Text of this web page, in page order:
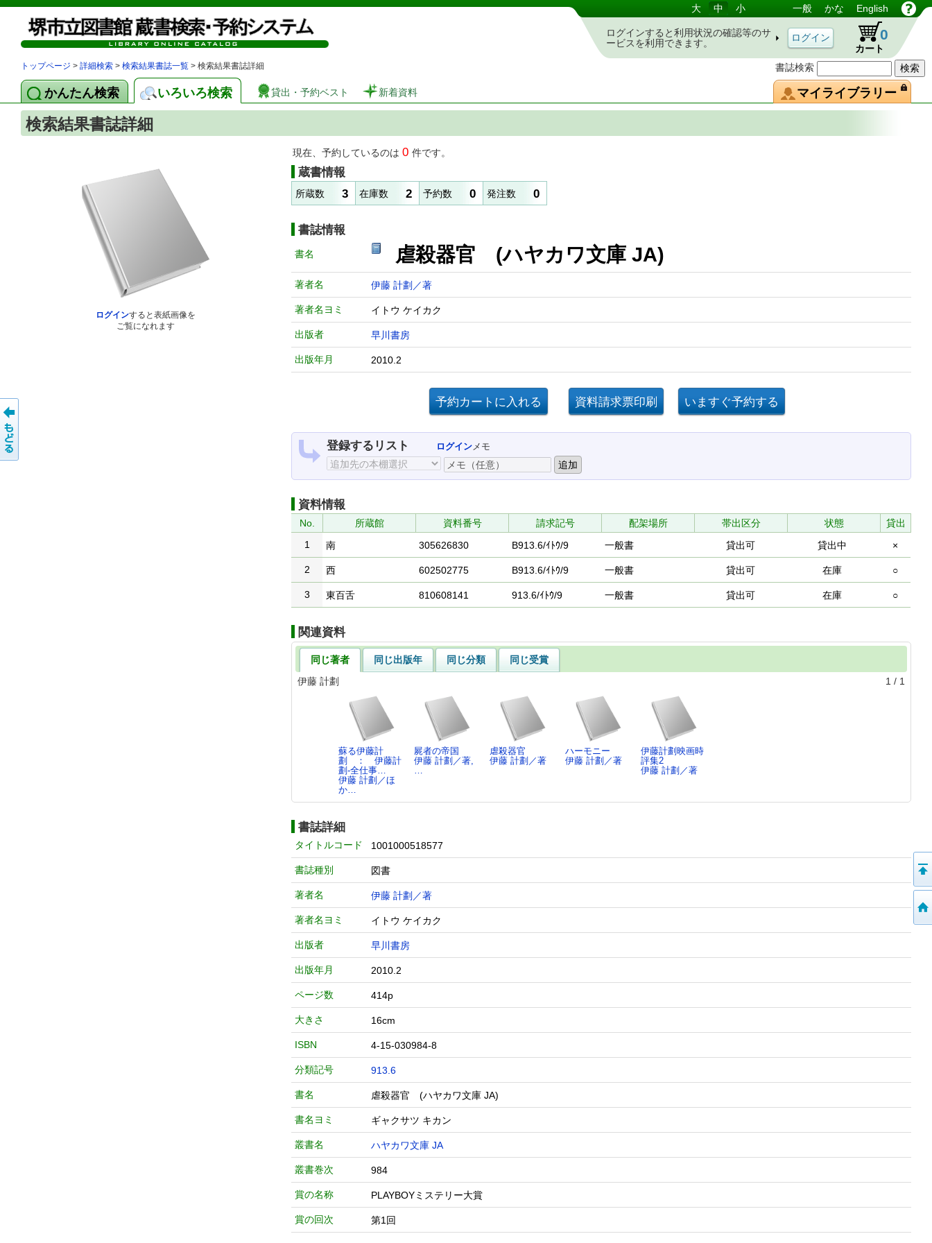
図書館 蔵書検索・予約システム
書誌検索
大 中 小 一般 かな English
ログインすると利用状況の確認等のサ
ービスを利用できます。
カート
0
トップページ > 詳細検索 > 検索結果書誌一覧 > 検索結果書誌詳細
かんたん検索 いろいろ検索 貸出・予約ベスト 新着資料 マイライブラリー
検索結果書誌詳細
ログインすると表紙画像を
ご覧になれます
現在、予約しているのは 0 件です。
蔵書情報
所蔵数 3 在庫数 2 予約数 0 発注数 0
書誌情報
書名 虐殺器官 (ハヤカワ文庫 JA)
著者名 伊藤 計劃／著
著者名ヨミ イトウ ケイカク
出版者 早川書房
出版年月 2010.2
登録するリスト ログインメモ
資料情報
No. 所蔵館 資料番号 請求記号 配架場所 帯出区分 状態
貸出
1
南 305626830 B913.6/ｲﾄｳ/9 一般書 貸出可 貸出中 ×
2 西 602502775 B913.6/ｲﾄｳ/9 一般書 貸出可 在庫 ○
3 東百舌 810608141 913.6/ｲﾄｳ/9 一般書 貸出可 在庫 ○
関連資料
同じ著者 同じ出版年 同じ分類
同じ受賞
伊藤 計劃
1 / 1
蘇る伊藤計
劃 ： 伊藤計
劃-全仕事…
伊藤 計劃／ほ
か…
屍者の帝国
伊藤 計劃／著,
…
虐殺器官
伊藤 計劃／著
ハーモニー
伊藤 計劃／著
伊藤計劃映画時
評集2
伊藤 計劃／著
書誌詳細
タイトルコード 1001000518577
書誌種別 図書
著者名 伊藤 計劃／著
著者名ヨミ イトウ ケイカク
出版者 早川書房
出版年月 2010.2
ページ数 414p
大きさ 16cm
ISBN 4-15-030984-8
分類記号 913.6
書名 虐殺器官 (ハヤカワ文庫 JA)
書名ヨミ ギャクサツ キカン
叢書名 ハヤカワ文庫 JA
叢書巻次 984
賞の名称 PLAYBOYミステリー大賞
賞の回次 第1回